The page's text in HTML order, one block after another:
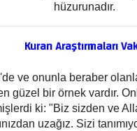
hüzurunadır.
Kuran Araştırmaları
ve onunla beraber
güzel bir örnek vardır.
ki: "Biz sizden ve
uzağız. Sizi